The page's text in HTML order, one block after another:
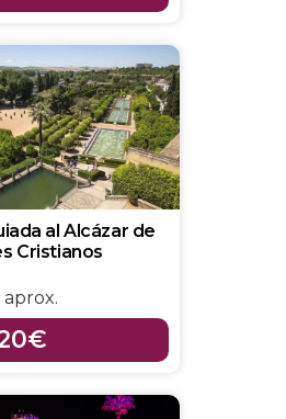
al Alcázar de
Cristianos
aprox.